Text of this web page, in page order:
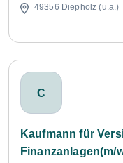
49356 Diepholz (u.a.)
C
Kaufmann für
Finanzanlagen(m/